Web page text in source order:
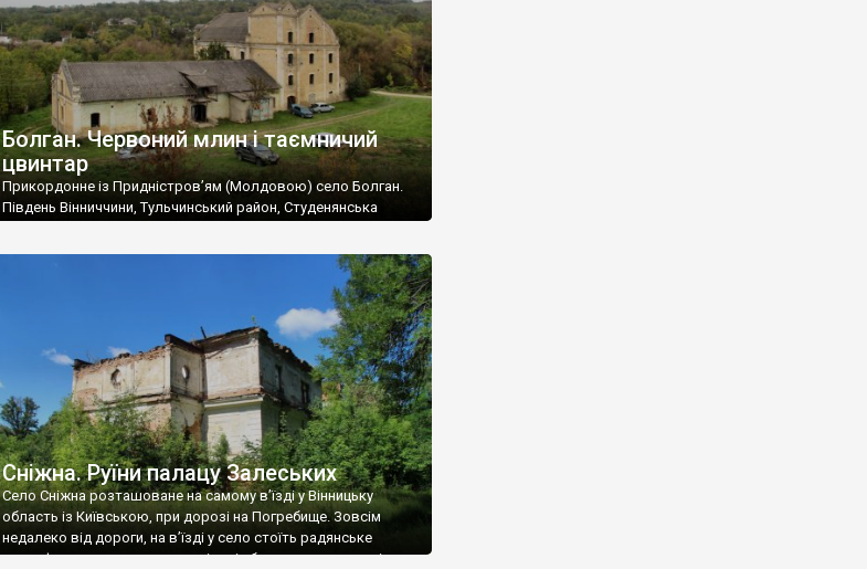
Болган. Червоний млин і таємничий
цвинтар
Прикордонне із Придністров’ям (Молдовою) село Болган.
Південь Вінниччини, Тульчинський район, Студенянська
старовинний цвинтар із кам’яними хрестами. Всі епітафії, які
збереглися, написані кирилицею, церковнослов’янською
мовою. За всіма традиційними ознаками – цвинтар
український. Хрести датуються 19 століттям. У 1924-1940
роках Болган […]
Сніжна. Руїни палацу Залеських
Село Сніжна розташоване на самому в’їзді у Вінницьку
область із Київською, при дорозі на Погребище. Зовсім
недалеко від дороги, на в’їзді у село стоїть радянське
рельєфне пано, яке показує жінку і яблуню, а трохи далі,